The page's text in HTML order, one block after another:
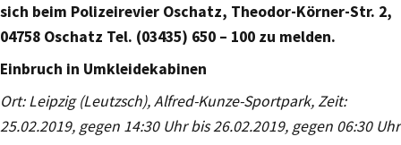
sich beim Polizeirevier Oschatz, Theodor-Körner-Str. 2,
04758 Oschatz Tel. (03435) 650 – 100 zu melden.
Einbruch in Umkleidekabinen
Ort: Leipzig (Leutzsch), Alfred-Kunze-Sportpark, Zeit:
25.02.2019, gegen 14:30 Uhr bis 26.02.2019, gegen 06:30 Uhr